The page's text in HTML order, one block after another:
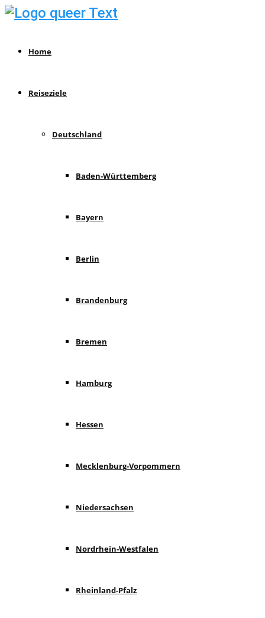
Home
Reiseziele
Deutschland
Baden-Württemberg
Bayern
Berlin
Brandenburg
Bremen
Hamburg
Hessen
Mecklenburg-Vorpommern
Niedersachsen
Nordrhein-Westfalen
Rheinland-Pfalz